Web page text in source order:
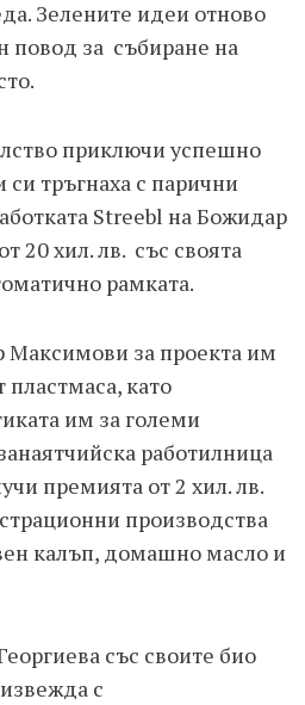
Зелените идеи отново
повод за събиране на
приключи успешно
тръгнаха с парични
Streebl на Божидар
20 хил. лв. със своята
рамката.
Максимови за проекта им
като
им за големи
работилница
премията от 2 хил. лв.
производства
калъп, домашно масло и
със своите био
с